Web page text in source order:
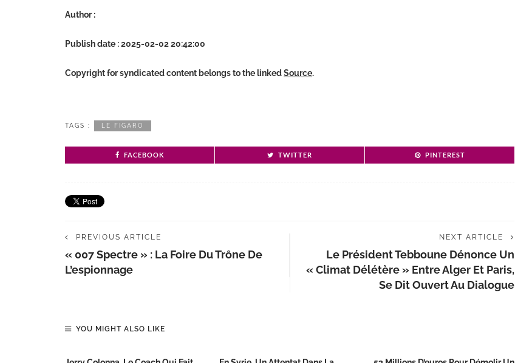
Author :
Publish date : 2025-02-02 20:42:00
Copyright for syndicated content belongs to the linkedSource.
TAGS : LE FIGARO
FACEBOOK TWITTER PINTEREST
PREVIOUS ARTICLE
« 007 Spectre » : La Foire Du Trône De
L’espionnage
NEXT ARTICLE
Le Président Tebboune Dénonce Un
« Climat Délétère » Entre Alger Et Paris,
Se Dit Ouvert Au Dialogue
YOU MIGHT ALSO LIKE